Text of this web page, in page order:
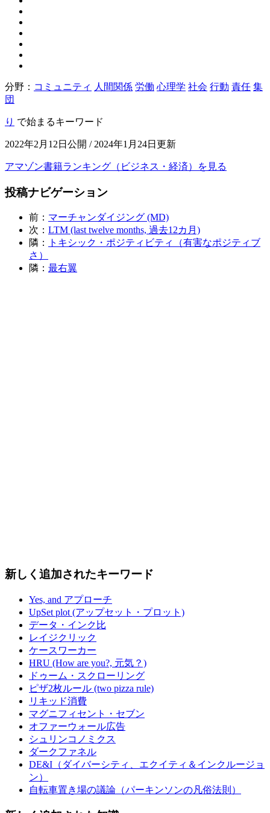
分野： コミュニティ 人間関係 労働 心理学 社会 行動 責任 集
団
り で始まるキーワード
2022年2月12日公開 / 2024年1月24日更新
アマゾン書籍ランキング（ビジネス・経済）を見る
投稿ナビゲーション
前： マーチャンダイジング (MD)
次： LTM (last twelve months, 過去12カ月)
隣：
トキシック・ポジティビティ（有害なポジティブ
さ）
隣： 最右翼
新しく追加されたキーワード
Yes, and アプローチ
UpSet plot (アップセット・プロット)
データ・インク比
レイジクリック
ケースワーカー
HRU (How are you?, 元気？)
ドゥーム・スクローリング
ピザ2枚ルール (two pizza rule)
リキッド消費
マグニフィセント・セブン
オファーウォール広告
シュリンコノミクス
ダークファネル
DE&I（ダイバーシティ、エクイティ＆インクルージョ
ン）
自転車置き場の議論（パーキンソンの凡俗法則）